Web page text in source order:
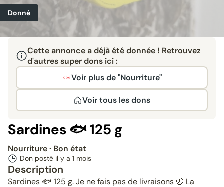
Donné
Cette annonce a déjà été donnée ! Retrouvez
d'autres super dons ici :
Voir plus de "Nourriture"
Voir tous les dons
Sardines 🐟 125 g
Nourriture· Bon état
Don posté il y a 1 mois
Description
Sardines 🐟 125 g. Je ne fais pas de livraisons 🚷 La